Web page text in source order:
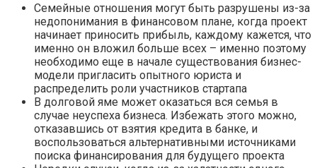
Семейные отношения могут быть разрушены из-за
недопонимания в финансовом плане, когда проект
начинает приносить прибыль, каждому кажется, что
именно он вложил больше всех – именно поэтому
необходимо еще в начале существования бизнес-
модели пригласить опытного юриста и
распределить роли участников стартапа
В долговой яме может оказаться вся семья в
случае неуспеха бизнеса. Избежать этого можно,
отказавшись от взятия кредита в банке, и
воспользоваться альтернативными источниками
поиска финансирования для будущего проекта